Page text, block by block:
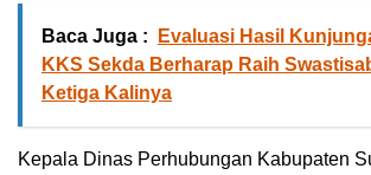
Baca Juga :
Evaluasi Hasil
KKS Sekda Berharap Raih
Ketiga Kalinya
Kepala Dinas Perhubungan Kabupaten